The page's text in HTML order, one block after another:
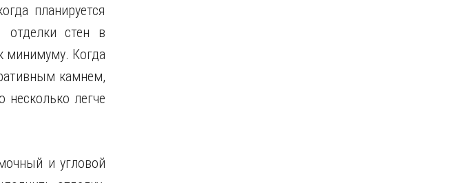
планируется
отделки стен в
минимуму. Когда
камнем,
несколько легче
и угловой